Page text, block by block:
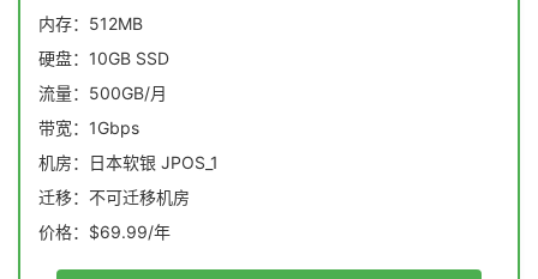
内存：512MB
硬盘：10GB SSD
流量：500GB/月
带宽：1Gbps
机房：日本软银 JPOS_1
迁移：不可迁移机房
价格：$69.99/年